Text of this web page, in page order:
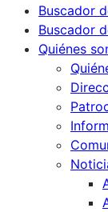
Buscador
Buscador
Quiénes